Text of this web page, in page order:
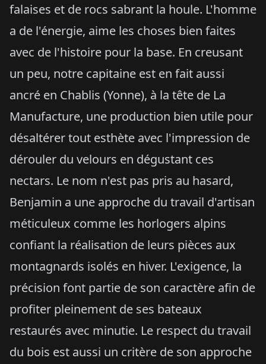
falaises et de rocs sabrant la houle. L'homme
a de l'énergie, aime les choses bien faites
avec de l'histoire pour la base. En creusant
un peu, notre capitaine est en fait aussi
ancré en Chablis (Yonne), à la tête de La
Manufacture, une production bien utile pour
désaltérer tout esthète avec l'impression de
dérouler du velours en dégustant ces
nectars. Le nom n'est pas pris au hasard,
Benjamin a une approche du travail d'artisan
méticuleux comme les horlogers alpins
confiant la réalisation de leurs pièces aux
montagnards isolés en hiver. L'exigence, la
précision font partie de son caractère afin de
profiter pleinement de ses bateaux
restaurés avec minutie. Le respect du travail
du bois est aussi un critère de son approche